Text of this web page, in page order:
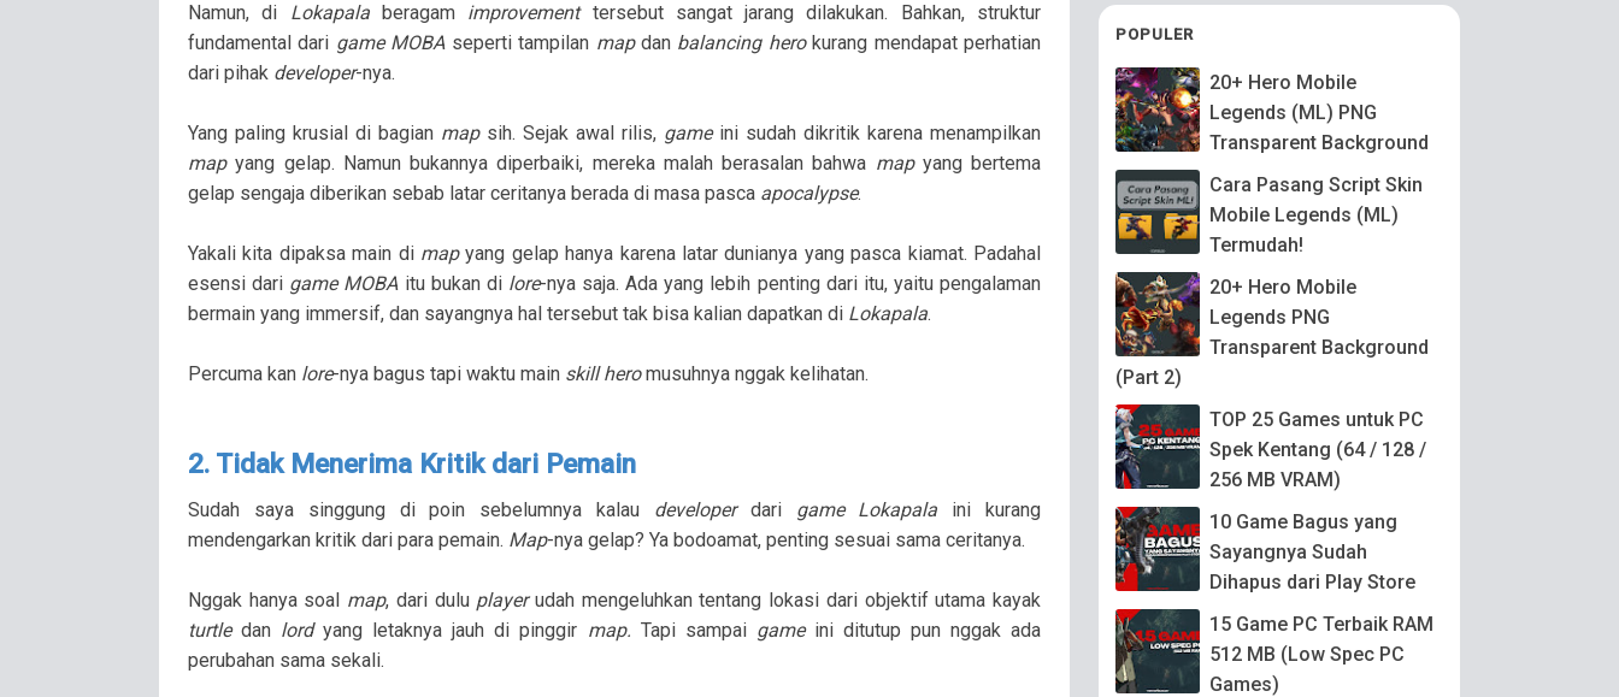
Namun, di Lokapala beragam improvement tersebut sangat jarang dilakukan. Bahkan, struktur
fundamental dari game MOBA seperti tampilan map danbalancing herokurang mendapat perhatian
dari pihak developer-nya.
Yang paling krusial di bagian map sih. Sejak awal rilis, game ini sudah dikritik karena menampilkan
mapyang gelap. Namun bukannya diperbaiki, mereka malah berasalan bahwa map yang bertema
gelap sengaja diberikan sebab latar ceritanya berada di masa pasca apocalypse.
Yakali kita dipaksa main di mapyang gelap hanya karena latar dunianya yang pasca kiamat. Padahal
esensi dari game MOBA itu bukan di lore-nya saja. Ada yang lebih penting dari itu, yaitu pengalaman
bermain yang immersif, dan sayangnya hal tersebut tak bisa kalian dapatkan di Lokapala.
Percuma kan lore-nya bagus tapi waktu main skill heromusuhnya nggak kelihatan.
2. Tidak Menerima Kritik dari Pemain
Sudah saya singgung di poin sebelumnya kalau developerdari game Lokapala ini kurang
mendengarkan kritik dari para pemain. Map-nya gelap? Ya bodoamat, penting sesuai sama ceritanya.
Nggak hanya soal map, dari dulu playerudah mengeluhkan tentang lokasi dari objektif utama kayak
turtledan lordyang letaknya jauh di pinggir map. Tapi sampai game ini ditutup pun nggak ada
perubahan sama sekali.
POPULER
20+ Hero Mobile
Legends (ML) PNG
Transparent Background
Cara Pasang Script Skin
Mobile Legends (ML)
Termudah!
20+ Hero Mobile
Legends PNG
Transparent Background
(Part 2)
TOP 25 Games untuk PC
Spek Kentang (64 / 128 /
256 MB VRAM)
10 Game Bagus yang
Sayangnya Sudah
Dihapus dari Play Store
15 Game PC Terbaik RAM
512 MB (Low Spec PC
Games)